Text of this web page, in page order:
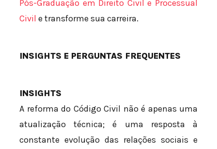
Pós-Graduação em Direito Civil e Processual
Civil e transforme sua carreira.
INSIGHTS E PERGUNTAS FREQUENTES
INSIGHTS
A reforma do Código Civil não é apenas uma
atualização técnica; é uma resposta à
constante evolução das relações sociais e